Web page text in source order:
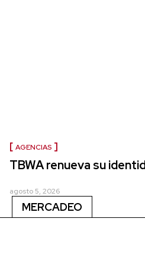
AGENCIAS
TBWA renueva su
agosto 5, 2026
MERCADEO